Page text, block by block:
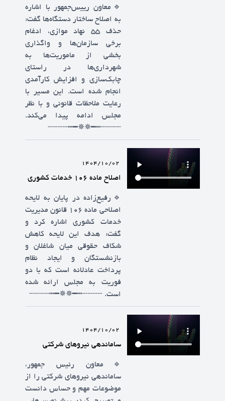
🔹️معاون رییس‌جمهور با اشاره
به اصلاح ساختار دستگاه‌ها گفت:
حذف ۵۵ نهاد موازی، ادغام
برخی سازمان‌ها و واگذاری
بخشی از ماموریت‌ها به
شهرداری‌ها در راستای
چابک‌سازی و افزایش کارآمدی
انجام شده است. این مسیر با
رعایت ملاحظات قانونی و با نظر
مجلس ادامه پیدا می‌کند.
┄┄┄┄┅━✵✵━┅┄┄┄┄
1404/10/02
اصلاح ماده ۱۰۶ خدمات کشوری
🔹️رفیع‌زاده در پایان به لایحه
اصلاحی ماده ۱۰۶ قانون مدیریت
خدمات کشوری اشاره کرد و
گفت: هدف این لایحه کاهش
شکاف حقوقی میان شاغلان و
بازنشستگان و ایجاد نظام
پرداخت عادلانه است که با دو
فوریت به مجلس ارائه شده
است. ┄┄┄┄┅━✵✵━┅┄┄┄┄
1404/10/02
ساماندهی نیروهای شرکتی
🔹️معاون رئیس جمهور،
ساماندهی نیروهای شرکتی را از
موضوعات مهم و حساس دانست